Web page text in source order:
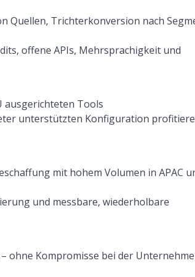
Quellen, Trichterkonversion nach
offene APIs, Mehrsprachigkeit und
ausgerichteten Tools
unterstützten Konfiguration
mit hohem Volumen in APAC
und messbare, wiederholbare
ohne Kompromisse bei der